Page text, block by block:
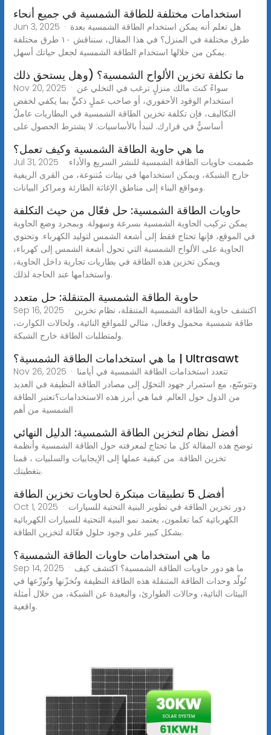
استخدامات مختلفة للطاقة الشمسية في جميع أنحاء
Jun 3, 2025 · هل تعلم أنه يمكن استخدام الطاقة الشمسية بعدة
طرق مختلفة في المنزل؟ في هذا المقال، سنناقش ١٠ طرق مختلفة
يمكن من خلالها استخدام الطاقة الشمسية لجعل حياتك أسهل.
ما تكلفة تخزين الألواح الشمسية؟ (وهل يستحق ذلك
Nov 20, 2025 · سواءً كنتَ مالك منزلٍ ترغب في التخلي عن
استخدام الوقود الأحفوري، أو صاحب عملٍ ذكيٍّ بما يكفي لخفض
التكاليف، فإن تكلفة تخزين الطاقة الشمسية في البطاريات عاملٌ
أساسيٌّ في قرارك. لنبدأ بالأساسيات: لا يشترط الحصول على
ما هي حاوية الطاقة الشمسية وكيف تعمل؟
Jul 31, 2025 · صُممت حاويات الطاقة الشمسية للنشر السريع والأداء
خارج الشبكة، ويمكن استخدامها في بيئات مُتنوعة، من القرى الريفية
ومواقع البناء إلى مناطق الإغاثة الطارئة ومراكز البيانات.
حاويات الطاقة الشمسية: حل فعّال من حيث التكلفة
يمكن تركيب الحاوية الشمسية بسرعة وسهولة. وبمجرد وضع الحاوية
في الموقع، فإنها تحتاج فقط إلى أشعة الشمس لتوليد الكهرباء. وتحتوي
الحاوية على الألواح الشمسية التي تحول أشعة الشمس إلى كهرباء،
ويمكن تخزين هذه الطاقة في بطاريات تجارية داخل الحاوية،
واستخدامها عند الحاجة لذلك.
حاوية الطاقة الشمسية المتنقلة: حل متعدد
Sep 16, 2025 · اكتشف حاوية الطاقة الشمسية المتنقلة، نظام تخزين
طاقة شمسية محمول وفعال، مثالي للمواقع النائية، ولحالات الكوارث،
ولمتطلبات الطاقة خارج الشبكة.
ما هي استخدامات الطاقة الشمسية؟ | Ultrasawt
Nov 26, 2025 · تتعدد استخدامات الطاقة الشمسية في أيامنا
وتتوسّع، مع استمرار جهود التحوّل إلى مصادر الطاقة النظيفة في العديد
من الدول حول العالم. فما هي أبرز هذه الاستخدامات؟تعتبر الطاقة
الشمسية من أهم
أفضل نظام لتخزين الطاقة الشمسية: الدليل النهائي
توضح هذه المقالة كل ما تحتاج لمعرفته حول الطاقة الشمسية وأنظمة
تخزين الطاقة. من كيفية عملها إلى الإيجابيات والسلبيات ، قمنا
بتغطيتك.
أفضل 5 تطبيقات مبتكرة لحاويات تخزين الطاقة
Oct 1, 2025 · دور تخزين الطاقة في تطوير البنية التحتية للسيارات
الكهربائية كما تعلمون، يعتمد نمو البنية التحتية للسيارات الكهربائية
بشكل كبير على وجود حلول فعّالة لتخزين الطاقة.
ما هي استخدامات حاويات الطاقة الشمسية؟
Sep 14, 2025 · ما هو دور حاويات الطاقة الشمسية؟ اكتشف كيف
تُولّد وحدات الطاقة المتنقلة هذه الطاقة النظيفة وتُخزّنها وتُوزّعها في
البيئات النائية، وحالات الطوارئ، والبعيدة عن الشبكة، من خلال أمثلة
واقعية.